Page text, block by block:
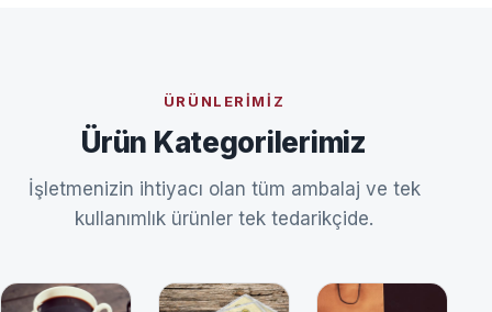
ÜRÜNLERIMIZ
Ürün Kategorilerimiz
İşletmenizin ihtiyacı olan tüm ambalaj ve tek
kullanımlık ürünler tek tedarikçide.